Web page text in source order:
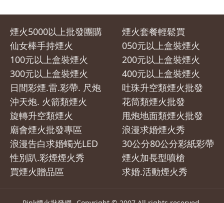
煙火5000以上批發團購
煙火套餐輕鬆買
仙女棒手持煙火
050元以上盒裝煙火
100元以上盒裝煙火
200元以上盒裝煙火
300元以上盒裝煙火
400元以上盒裝煙火
日間彩煙.雷.彩帶. 尺炮
吐珠升空類煙火批發
沖天炮. 火箭類煙火
花筒類煙火批發
旋轉升空類煙火
甩炮地面類煙火批發
廟會煙火批發專區
浪漫求婚煙火秀
浪漫告白求婚蠋光LED
30公分80公分彩紙彩帶
性別趴.彩煙煙火秀
煙火加長型噴槍
買煙火贈品區
求婚.活動煙火秀